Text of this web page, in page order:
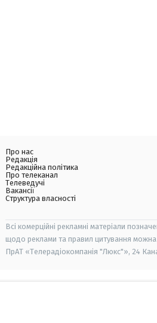
Про нас
Редакція
Редакційна політика
Про телеканал
Телеведучі
Вакансії
Структура власності
Всі комерційні рекламні матеріали
щодо реклами та правил цитування
ПрАТ «Телерадіокомпанія "Люкс"», 24